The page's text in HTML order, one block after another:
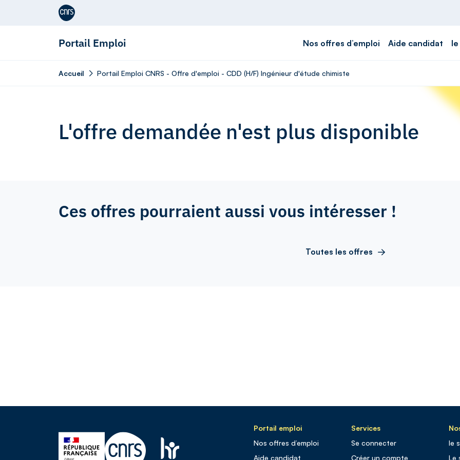
Aller au contenu
Portail Emploi Nos offres d’emploi Aide candidat
Accueil Portail Emploi CNRS - Offre d'emploi - CDD (H/F) Ingénieur d'étude chimiste
L'offre demandée n'est plus disponible
Ces offres pourraient aussi vous intéresser !
Toutes les offres
Portail emploi
Nos offres d’emploi
Aide candidat
Services
Se connecter
Créer un compte
le
Le